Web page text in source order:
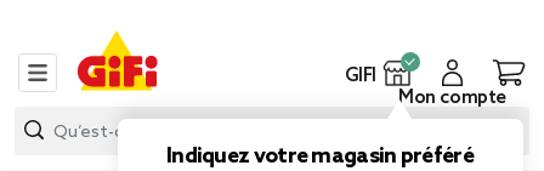
GIFI
Indiquez votre magasin préféré
Mon compte